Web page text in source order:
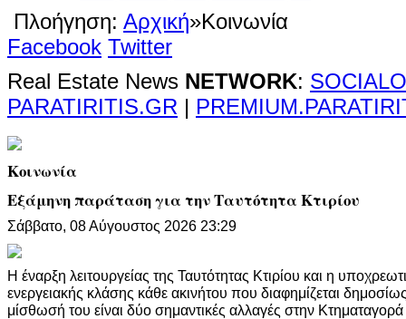
Πλοήγηση: Αρχική»Κοινωνία
Facebook Twitter
Real Estate News NETWORK:
PARATIRITIS.GR |
Κοινωνία
Εξάμηνη παράταση για την Ταυτότητα Κτιρίου
Σάββατο, 08 Αύγουστος 2026 23:29
Η έναρξη λειτουργείας της Ταυτότητας Κτιρίου και η
ενεργειακής κλάσης κάθε ακινήτου που διαφημίζεται
μίσθωσή του είναι δύο σημαντικές αλλαγές στην Κτηματαγορά